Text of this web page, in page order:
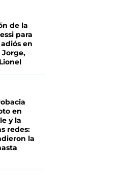
de la
para
en
Jorge,
en
y la
redes:
la